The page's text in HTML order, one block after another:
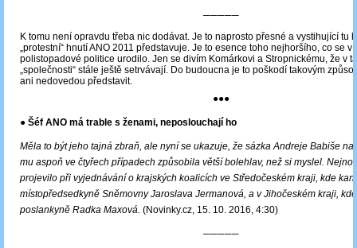
─────
K tomu není opravdu třeba nic dodávat. Je to naprosto přesné a vystihující tu
„protestní“ hnutí ANO 2011 představuje. Je to esence toho nejhoršího, co se v
polistopadové politice urodilo. Jen se divím Komárkovi a Stropnickému, že v
„společnosti“ stále ještě setrvávají. Do budoucna je to poškodí takovým
ani nedovedou představit.
●●●
● Šéf ANO má trable s ženami, neposlouchají ho
Měla to být jeho tajná zbraň, ale nyní se ukazuje, že sázka Andreje Babiše na
mu aspoň ve čtyřech případech způsobila větší bolehlav, než si myslel.
projevilo při vyjednávání o krajských koalicích ve Středočeském kraji, kde
místopředsedkyně Sněmovny Jaroslava Jermanová, a v Jihočeském kraji,
poslankyně Radka Maxová. (Novinky.cz, 15. 10. 2016, 4:30)
─────